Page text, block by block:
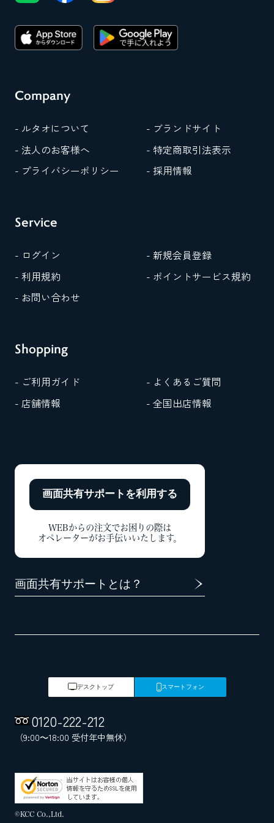
Company
- ルタオについて
- ブランドサイト
- 法人のお客様へ
- 特定商取引法表示
- プライバシーポリシー
- 採用情報
Service
- ログイン
- 新規会員登録
- 利用規約
- ポイントサービス規約
- お問い合わせ
Shopping
- ご利用ガイド
- よくあるご質問
- 店舗情報
- 全国出店情報
画面共有サポートを利用する
WEBからの注文でお困りの際は
オペレーターがお手伝いいたします。
画面共有サポートとは？
デスクトップ スマートフォン
0120-222-212
（9:00～18:00 受付年中無休）
©KCC Co.,Ltd.